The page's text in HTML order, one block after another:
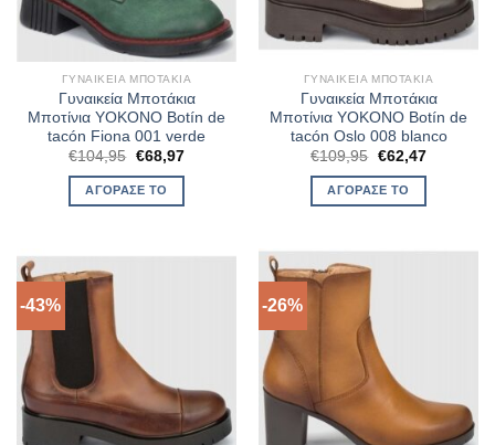
ΓΥΝΑΙΚΕΊΑ ΜΠΟΤΆΚΙΑ
Γυναικεία Μποτάκια
Μποτίνια YOKONO Botín de
tacón Fiona 001 verde
€104,95 Original
was:
€104,95.
€68,97Η
ΑΓΌΡΑΣΈ ΤΟ
ΓΥΝΑΙΚΕΊΑ ΜΠΟΤΆΚΙΑ
Γυναικεία Μποτάκια
Μποτίνια YOKONO Botín de
tacón Oslo 008 blanco
€109,95 Original
was:
€109,95.
€62,47Η
ΑΓΌΡΑΣΈ ΤΟ
-43% -26%